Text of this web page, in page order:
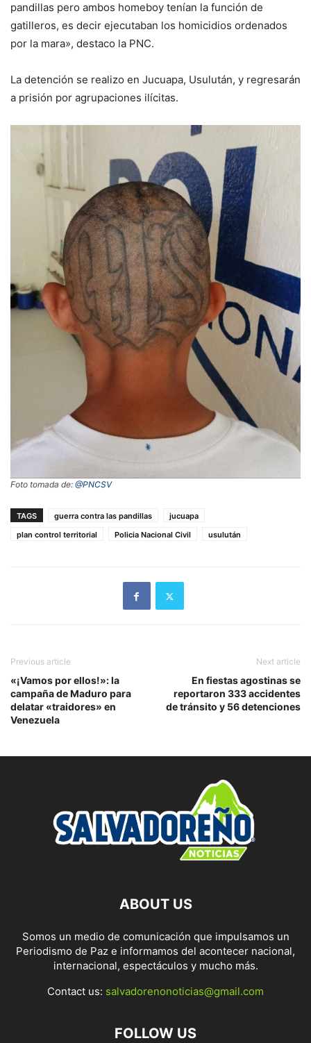
pandillas pero ambos homeboy tenían la función de
gatilleros, es decir ejecutaban los homicidios ordenados
por la mara», destaco la PNC.
La detención se realizo en Jucuapa, Usulután, y regresarán
a prisión por agrupaciones ilícitas.
Foto tomada de: @PNCSV
TAGS guerra contra las pandillas
jucuapa
plan control territorial
Policia Nacional Civil usulután
Previous article
«¡Vamos por ellos!»: la
campaña de Maduro para
delatar «traidores» en
Venezuela
Next article
En fiestas agostinas se
reportaron 333 accidentes
de tránsito y 56 detenciones
ABOUT US
Somos un medio de comunicación que impulsamos un
Periodismo de Paz e informamos del acontecer nacional,
internacional, espectáculos y mucho más.
Contact us: salvadorenonoticias@gmail.com
FOLLOW US